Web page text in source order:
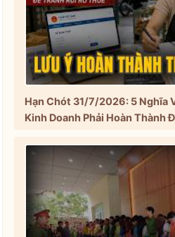
Hạn Chót 31/7/2026: 5 Nghĩa
Kinh Doanh Phải Hoàn Thành